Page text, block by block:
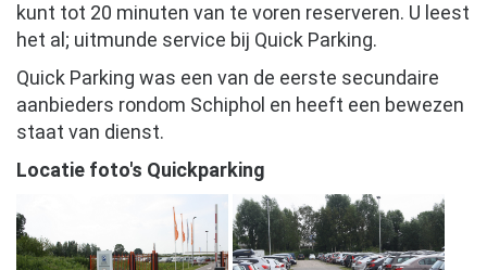
kunt tot 20 minuten van te voren reserveren. U leest
het al; uitmunde service bij Quick Parking.
Quick Parking was een van de eerste secundaire
aanbieders rondom Schiphol en heeft een bewezen
staat van dienst.
Locatie foto's Quickparking